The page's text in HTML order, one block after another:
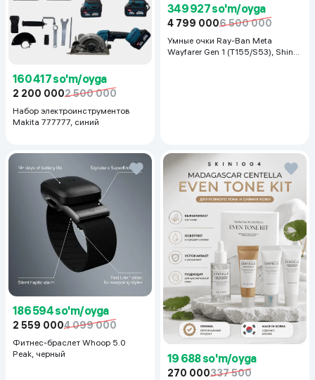
160 417 so'm/oyga
2 200 0002 500 000
Набор электроинструментов
Makita 777777, синий
349 927 so'm/oyga
4 799 0006 500 000
Умные очки Ray-Ban Meta
Wayfarer Gen 1 (T155/S53), Shiny
186 594 so'm/oyga
2 559 0004 099 000
Фитнес-браслет Whoop 5.0
Peak, черный
19 688 so'm/oyga
270 000337 500